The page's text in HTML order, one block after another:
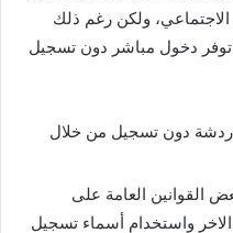
ولكن رغم ذلك
توفر دخول مباشر دون تسجيل
دون تسجيل من خلال
القوانين العامة على
الاخر واستخدام أسماء تسجيل